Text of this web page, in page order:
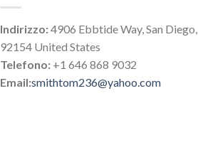
Indirizzo:4906 Ebbtide Way, San
92154 United States
Telefono: +1 646 868 9032
Email:smithtom236@yahoo.com